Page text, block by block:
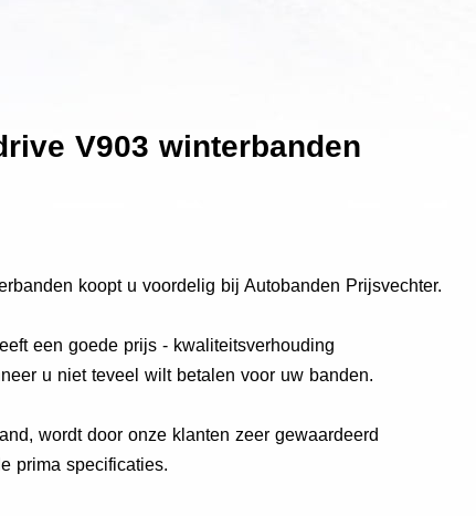
V903 winterbanden
koopt u voordelig bij Autobanden Prijsvechter.
een goede prijs - kwaliteitsverhouding
u niet teveel wilt betalen voor uw banden.
wordt door onze klanten zeer gewaardeerd
prima specificaties.